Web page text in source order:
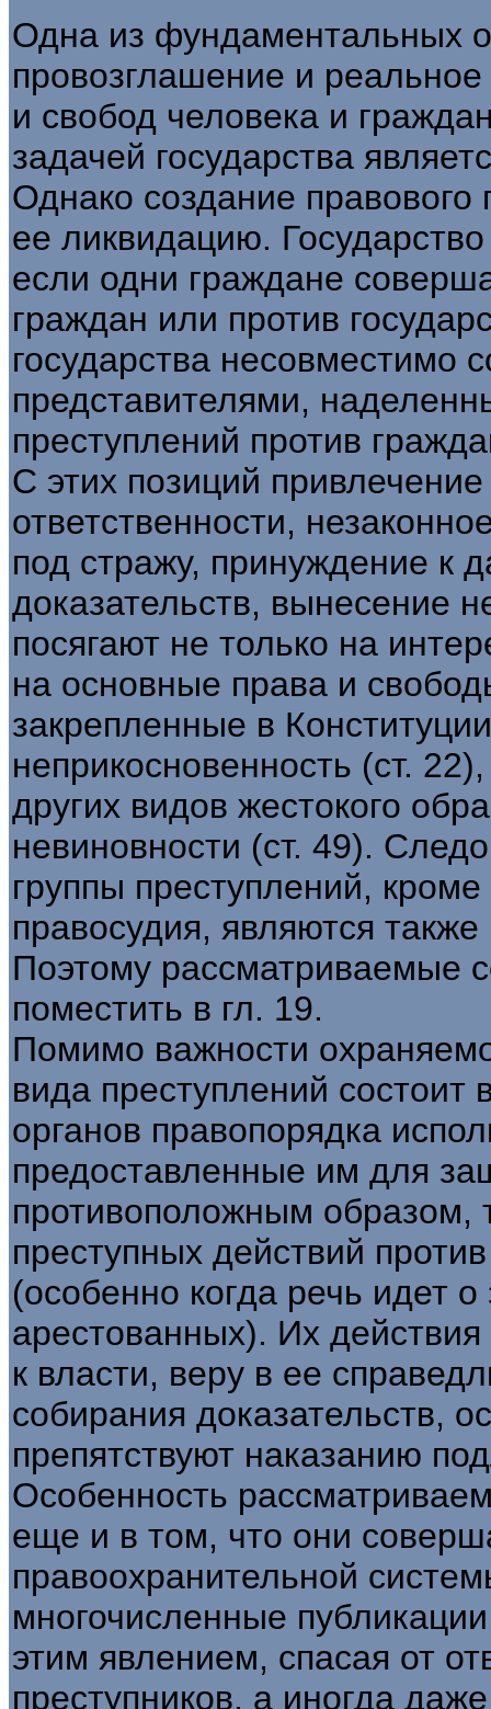
Одна из фундаментальных
провозглашение и
и свобод человека и
задачей государства
Однако создание правового
ее ликвидацию.
если одни граждане
граждан или против
государства несовместимо
представителями,
преступлений против
С этих позиций
ответственности,
под стражу, принуждение к
доказательств, вынесение
посягают не только на
на основные права и
закрепленные в
неприкосновенность (ст.
других видов жестокого
невиновности (ст. 49).
группы преступлений,
правосудия, являются
Поэтому рассматриваемые
поместить в гл. 19.
Помимо важности
вида преступлений
органов правопорядка
предоставленные им для
противоположным образом,
преступных действий
(особенно когда речь идет
арестованных). Их
к власти, веру в ее
собирания доказательств,
препятствуют наказанию
Особенность
еще и в том, что они
правоохранительной
многочисленные
этим явлением, спасая от
преступников, а иногда